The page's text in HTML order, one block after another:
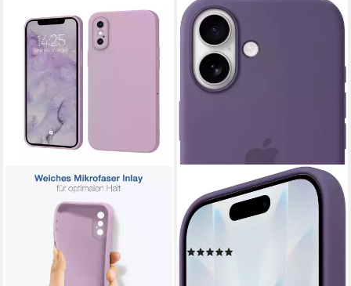
Smartphone-Hülle iPhone 17
Silikon Case mit MagSafe 16,0
cm (6,3 Zoll)
lieferbar - in 2-3 Werktagen bei dir